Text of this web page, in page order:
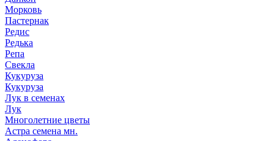
Морковь
Пастернак
Редис
Редька
Репа
Свекла
Кукуруза
Кукуруза
Лук в семенах
Лук
Многолетние цветы
Астра семена мн.